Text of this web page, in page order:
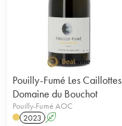
Pouilly-Fumé Les Caillottes
Domaine du Bouchot
Pouilly-Fumé AOC
2023 A